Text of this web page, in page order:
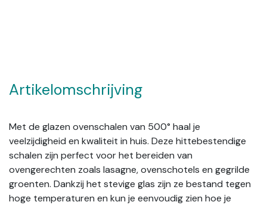
Artikelomschrijving
Met de glazen ovenschalen van 500° haal je
veelzijdigheid en kwaliteit in huis. Deze hittebestendige
schalen zijn perfect voor het bereiden van
ovengerechten zoals lasagne, ovenschotels en gegrilde
groenten. Dankzij het stevige glas zijn ze bestand tegen
hoge temperaturen en kun je eenvoudig zien hoe je